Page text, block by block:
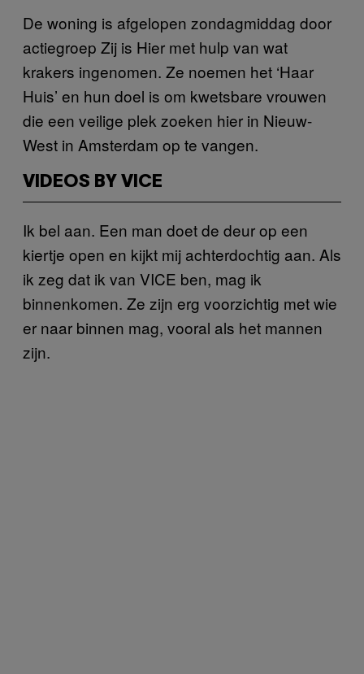
De woning is afgelopen zondagmiddag door
actiegroep Zij is Hier met hulp van wat
krakers ingenomen. Ze noemen het ‘Haar
Huis’ en hun doel is om kwetsbare vrouwen
die een veilige plek zoeken hier in Nieuw-
West in Amsterdam op te vangen.
VIDEOS BY VICE
Ik bel aan. Een man doet de deur op een
kiertje open en kijkt mij achterdochtig aan. Als
ik zeg dat ik van VICE ben, mag ik
binnenkomen. Ze zijn erg voorzichtig met wie
er naar binnen mag, vooral als het mannen
zijn.